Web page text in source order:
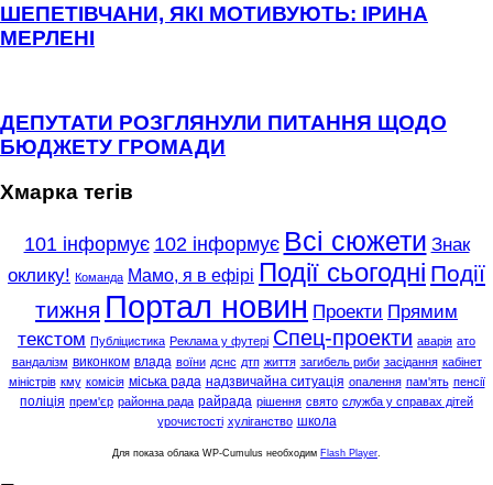
ШЕПЕТІВЧАНИ, ЯКІ МОТИВУЮТЬ: ІРИНА
МЕРЛЕНІ
ДЕПУТАТИ РОЗГЛЯНУЛИ ПИТАННЯ ЩОДО
БЮДЖЕТУ ГРОМАДИ
Хмарка тегів
101 інформує 102 інформує Всі сюжети Знак
оклику! Команда Мамо, я в ефірі Події сьогодні Події
тижня Портал новин Проекти Прямим
текстом Публіцистика Реклама у футері Спец-проекти аварія ато
вандалізм виконком влада воїни дснс дтп життя загибель риби засідання кабінет
міністрів кму комісія міська рада надзвичайна ситуація опалення пам'ять пенсії
поліція прем'єр районна рада райрада рішення свято служба у справах дітей
урочистості хуліганство школа
Для показа облака WP-Cumulus необходим Flash Player